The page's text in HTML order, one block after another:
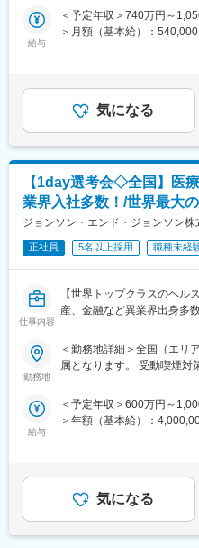
有休取得に関して、積極取
長期休暇にも寛容であり、
脊椎領域は全国を3名でカ
■同社の特色：
１、民間のシンクタンクの
人工骨販売金額では国内シ
２、入社と同時に有給休暇
よび復職率は契約社員を含
３、従業員からのアイデア
がいを感じられます。
４、社内は社長、副社長問
５、開発・製造～販売まで
す。
変更の範囲：会社の定める
性、業務効率、および組織
タルソリューションおよび
用支援を担います。
ることもあります。
信頼されるDigital & IT
Digital & IT組織、外部パー
■ビジネスパートナーシップ
・R&Dおよび関連部門のス
業務上の課題、ニーズ、お
タルソリューションを提案
・ビジネス部門とIT部門の
■プロジェクト推進
・担当するITプロジェクト
・プロジェクトにおける課
適切な対策を推進すること
・社内外の関係者と連携し
推進する。
■ステークホルダーコミュ
・プロジェクトの状況、リ
する情報を、関係者へ適切
給与
＜予定年収＞740万円～
＞月額（基本給）：
り、選考を通じて上下する
当を含めた表記です。
気になる
【1day選考会◇全国】医
業界入社多数！/世界最大
ジョンソン・エンド・ジョンソン株
正社員 5名以上採用 職種未経
仕事内容
【世界トップクラスのヘル
産、金融など異業界出身多
シェアの製品多数/インセ
日】
★個人の裁量が大きく、年
る環境です！
■業務詳細
担当エリアの病院（主に医
を提案していただきます。
最適なソリューションを提
勤務地
＜勤務地詳細＞全国（エリ
属となります。 受動喫煙対
給与
＜予定年収＞600万円～
＞年額（基本給）：
補足＞※ご経験やスキルを
ンティブを含む金額です。
選考を通じて上下する可能
含めた表記です。
気になる